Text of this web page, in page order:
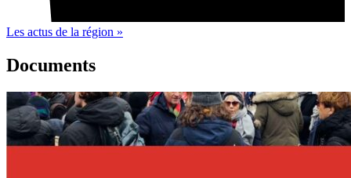
Les actus de la région »
Documents